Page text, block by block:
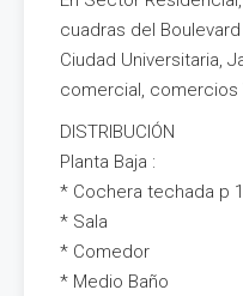
cuadras del
Ciudad Universitaria,
comercial, comercios
DISTRIBUCIÓN
Planta Baja :
* Cochera techada p
* Sala
* Comedor
* Medio Baño